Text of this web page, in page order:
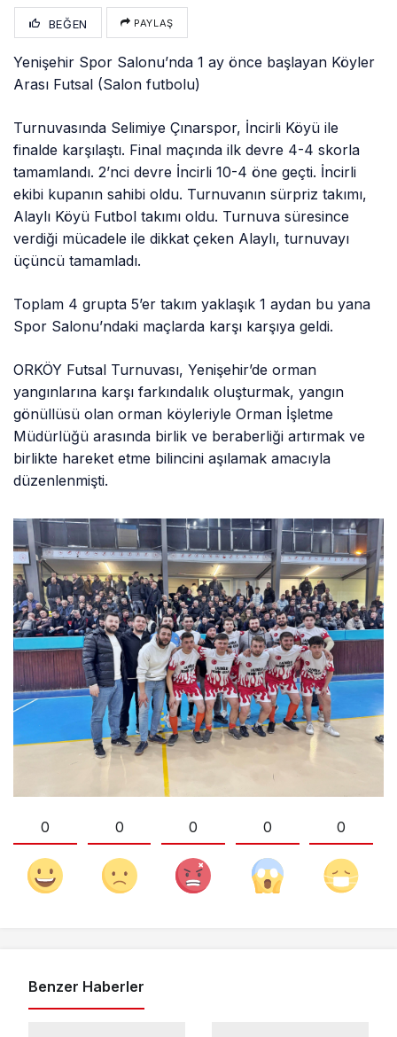
BEĞEN PAYLAŞ
Yenişehir Spor Salonu’nda 1 ay önce başlayan Köyler
Arası Futsal (Salon futbolu)
Turnuvasında Selimiye Çınarspor, İncirli Köyü ile
finalde karşılaştı. Final maçında ilk devre 4-4 skorla
tamamlandı. 2’nci devre İncirli 10-4 öne geçti. İncirli
ekibi kupanın sahibi oldu. Turnuvanın sürpriz takımı,
Alaylı Köyü Futbol takımı oldu. Turnuva süresince
verdiği mücadele ile dikkat çeken Alaylı, turnuvayı
üçüncü tamamladı.
Toplam 4 grupta 5’er takım yaklaşık 1 aydan bu yana
Spor Salonu’ndaki maçlarda karşı karşıya geldi.
ORKÖY Futsal Turnuvası, Yenişehir’de orman
yangınlarına karşı farkındalık oluşturmak, yangın
gönüllüsü olan orman köyleriyle Orman İşletme
Müdürlüğü arasında birlik ve beraberliği artırmak ve
birlikte hareket etme bilincini aşılamak amacıyla
düzenlenmişti.
0 0 0 0 0
Benzer Haberler